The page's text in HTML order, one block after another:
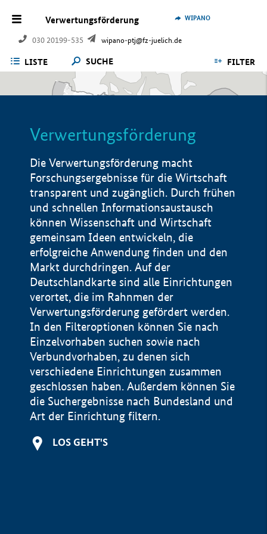
Verwertungsförderung
030 20199-535 wipano-ptj@fz-juelich.de
WIPANO
LISTE SUCHE FILTER
Verwertungsförderung
Die Verwertungsförderung macht
Forschungsergebnisse für die Wirtschaft
transparent und zugänglich. Durch frühen
und schnellen Informationsaustausch
können Wissenschaft und Wirtschaft
gemeinsam Ideen entwickeln, die
erfolgreiche Anwendung finden und den
Markt durchdringen. Auf der
Deutschlandkarte sind alle Einrichtungen
verortet, die im Rahnmen der
Verwertungsförderung gefördert werden.
In den Filteroptionen können Sie nach
Einzelvorhaben suchen sowie nach
Verbundvorhaben, zu denen sich
verschiedene Einrichtungen zusammen
geschlossen haben. Außerdem können Sie
die Suchergebnisse nach Bundesland und
Art der Einrichtung filtern.
LOS GEHT'S